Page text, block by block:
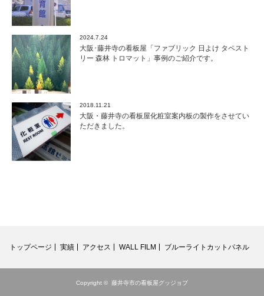
2024.7.24
大阪･藤井寺の看板屋「ファブリック 日よけ タペスト
リー 森林 トロマット」事例のご紹介です。
2018.11.21
大阪・藤井寺の看板屋化粧室案内板の製作をさせてい
ただきました。
トップページ 実績 アクセス WALL FILM ブルーライトカットパネル
Copyright © 藤井寺市の看板屋グッジョブ